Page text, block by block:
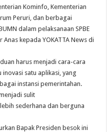
Kominfo, Kementerian
Peruri, dan berbagai
dalam pelaksanaan SPBE
kepada YOKATTA News di
harus menjadi cara-cara
satu aplikasi, yang
instansi pemerintahan.
sulit
sederhana dan berguna
Bapak Presiden besok ini